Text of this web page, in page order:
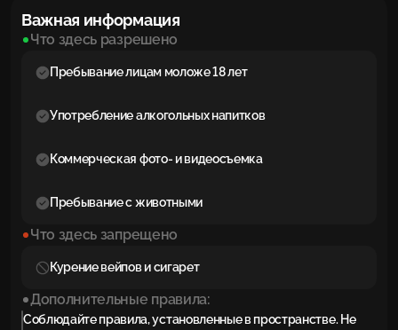
Важная информация
Что здесь разрешено
Пребывание лицам моложе 18 лет
Употребление алкогольных напитков
Коммерческая фото- и видеосъемка
Пребывание с животными
Что здесь запрещено
Курение вейпов и сигарет
Дополнительные правила:
Соблюдайте правила, установленные в пространстве. Не